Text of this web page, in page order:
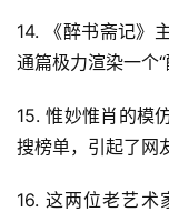
14. 《醉书斋记》
通篇极力渲染一个“
15. 惟妙惟肖的模
搜榜单，引起了网
16. 这两位老艺术